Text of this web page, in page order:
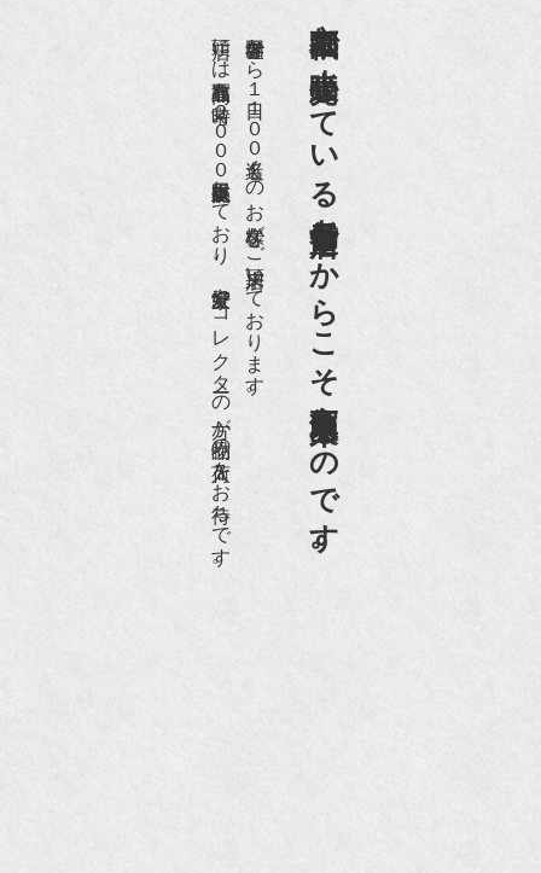
京都祇園で小売販売している
老舗骨董店だからこそ高価買取出来るのです。
世界各国から１日１００名近くのお客様がご来店頂いております。
店頭には買取商品を常時２０００点以上展示販売しており、
愛好家やコレクターの方が品物の入荷をお待ちです。